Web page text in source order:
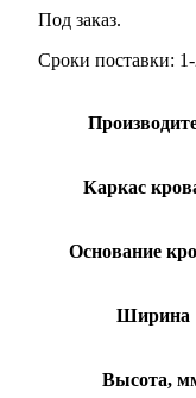
Под заказ.
Сроки поставки:
Каркас
Основание
Ширина
Высота,